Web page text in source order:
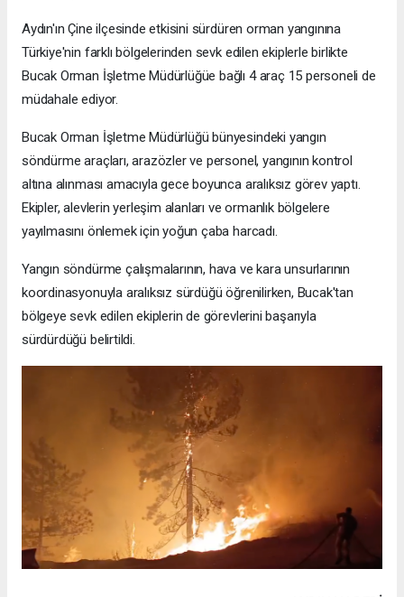
Aydın'ın Çine ilçesinde etkisini sürdüren orman yangınına
Türkiye'nin farklı bölgelerinden sevk edilen ekiplerle birlikte
Bucak Orman İşletme Müdürlüğüe bağlı 4 araç 15 personeli de
müdahale ediyor.
Bucak Orman İşletme Müdürlüğü bünyesindeki yangın
söndürme araçları, arazözler ve personel, yangının kontrol
altına alınması amacıyla gece boyunca aralıksız görev yaptı.
Ekipler, alevlerin yerleşim alanları ve ormanlık bölgelere
yayılmasını önlemek için yoğun çaba harcadı.
Yangın söndürme çalışmalarının, hava ve kara unsurlarının
koordinasyonuyla aralıksız sürdüğü öğrenilirken, Bucak'tan
bölgeye sevk edilen ekiplerin de görevlerini başarıyla
sürdürdüğü belirtildi.